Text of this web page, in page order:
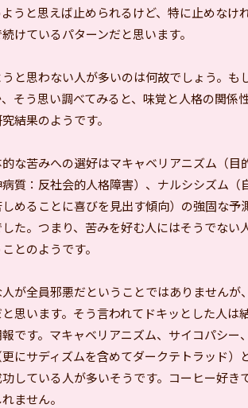
うと思えば止められるけど、特に止めなけ
けているパターンだと思います。
と思わない人が多いのは何故でしょう。も
そう思い調べてみると、味覚と人格の関係
結果のようです。
な苦みへの選好はマキャベリアニズム（目
質：反社会的人格障害）、ナルシシズム
めることに喜びを見出す傾向）の強固な予
た。つまり、苦みを好む人にはそうでない
とのようです。
が全員邪悪だということではありませんが
思います。そう言われてドキッとした人は
です。マキャベリアニズム、サイコパシー
にサディズムを含めてダークテトラッド）
している人が多いそうです。コーヒー好き
ません。